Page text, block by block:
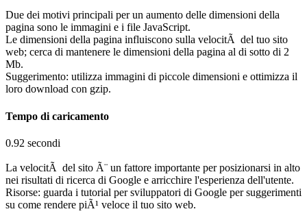
Due dei motivi principali per un aumento delle dimensioni della
pagina sono le immagini e i file JavaScript.
Le dimensioni della pagina influiscono sulla velocitÃ del tuo sito
web; cerca di mantenere le dimensioni della pagina al di sotto di 2
Mb.
Suggerimento: utilizza immagini di piccole dimensioni e ottimizza il
loro download con gzip.
Tempo di caricamento
0.92 secondi
La velocitÃ del sito Ã¨ un fattore importante per posizionarsi in alto
nei risultati di ricerca di Google e arricchire l'esperienza dell'utente.
Risorse: guarda i tutorial per sviluppatori di Google per suggerimenti
su come rendere piÃ¹ veloce il tuo sito web.